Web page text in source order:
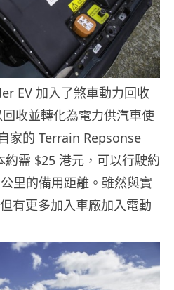
EV 加入了煞車動力回收
收並轉化為電力供汽車使
家的 Terrain Repsonse
需 $25 港元，可以行駛約
里的備用距離。雖然與實
有更多加入車廠加入電動